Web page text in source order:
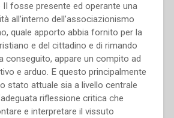
fosse presente ed operante una
all’interno dell’associazionismo
quale apporto abbia fornito per la
e del cittadino e di rimando
conseguito, appare un compito ad
e arduo. E questo principalmente
stato attuale sia a livello centrale
riflessione critica che
e interpretare il vissuto